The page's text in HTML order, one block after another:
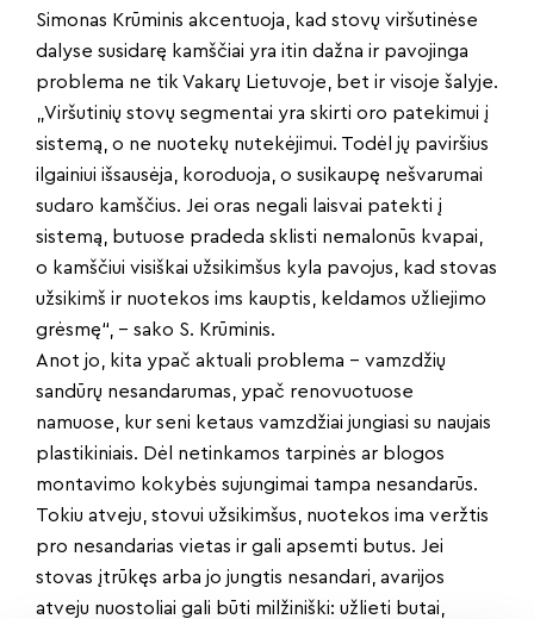
Simonas Krūminis akcentuoja, kad stovų viršutinėse
dalyse susidarę kamščiai yra itin dažna ir pavojinga
problema ne tik Vakarų Lietuvoje, bet ir visoje šalyje.
„Viršutinių stovų segmentai yra skirti oro patekimui į
sistemą, o ne nuotekų nutekėjimui. Todėl jų paviršius
ilgainiui išsausėja, koroduoja, o susikaupę nešvarumai
sudaro kamščius. Jei oras negali laisvai patekti į
sistemą, butuose pradeda sklisti nemalonūs kvapai,
o kamščiui visiškai užsikimšus kyla pavojus, kad stovas
užsikimš ir nuotekos ims kauptis, keldamos užliejimo
grėsmę“, – sako S. Krūminis.
Anot jo, kita ypač aktuali problema – vamzdžių
sandūrų nesandarumas, ypač renovuotuose
namuose, kur seni ketaus vamzdžiai jungiasi su naujais
plastikiniais. Dėl netinkamos tarpinės ar blogos
montavimo kokybės sujungimai tampa nesandarūs.
Tokiu atveju, stovui užsikimšus, nuotekos ima veržtis
pro nesandarias vietas ir gali apsemti butus. Jei
stovas įtrūkęs arba jo jungtis nesandari, avarijos
atveju nuostoliai gali būti milžiniški: užlieti butai,